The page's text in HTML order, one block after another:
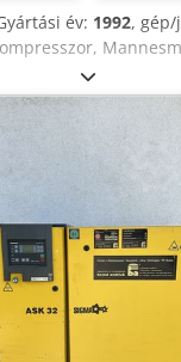
év: 1992, gép/
üzemóra:
kg, méret
2,0 m³/perc, 2
golyós vonófej
horpadások és
nem minősül kötelező
tartalmazhat,
Djdpszcblxofx Anijwa